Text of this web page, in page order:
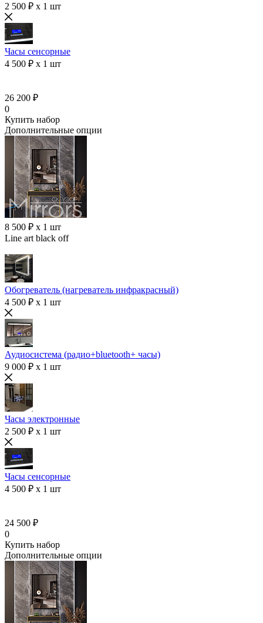
2 500 ₽ x 1 шт
Часы сенсорные
4 500 ₽ x 1 шт
26 200 ₽
0
Купить набор
Дополнительные опции
8 500 ₽ x 1 шт
Line art black off
Обогреватель (нагреватель инфракрасный)
4 500 ₽ x 1 шт
Аудиосистема (радио+bluetooth+ часы)
9 000 ₽ x 1 шт
Часы электронные
2 500 ₽ x 1 шт
Часы сенсорные
4 500 ₽ x 1 шт
24 500 ₽
0
Купить набор
Дополнительные опции